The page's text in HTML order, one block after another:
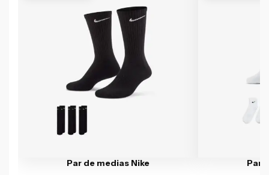
Par de medias Nike Par